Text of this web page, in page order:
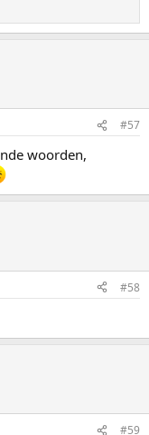
#57
woorden,
#58
#59